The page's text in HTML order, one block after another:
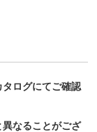
ログにてご確認
なることがござ